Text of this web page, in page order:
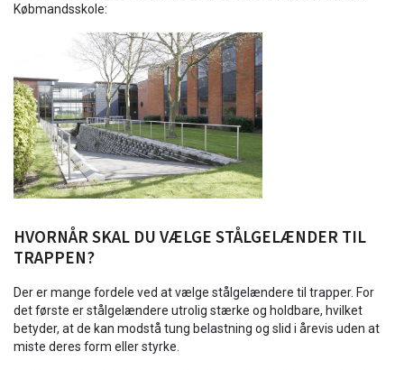
Købmandsskole:
HVORNÅR SKAL DU VÆLGE STÅLGELÆNDER TIL
TRAPPEN?
Der er mange fordele ved at vælge stålgelændere til trapper. For
det første er stålgelændere utrolig stærke og holdbare, hvilket
betyder, at de kan modstå tung belastning og slid i årevis uden at
miste deres form eller styrke.